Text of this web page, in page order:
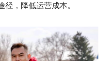
，降低运营成本。